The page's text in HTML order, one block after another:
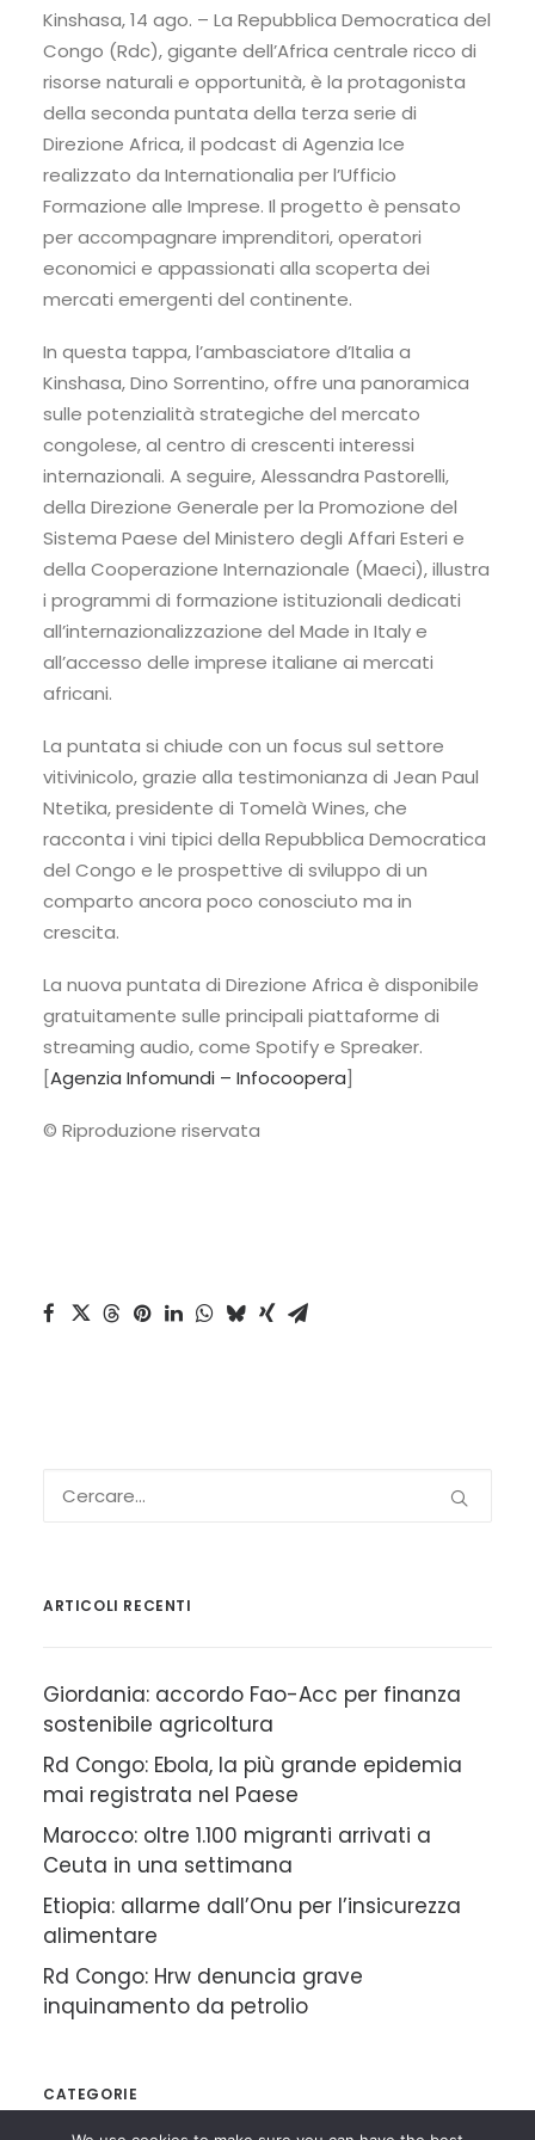
Kinshasa, 14 ago. – La Repubblica Democratica del
Congo (Rdc), gigante dell’Africa centrale ricco di
risorse naturali e opportunità, è la protagonista
della seconda puntata della terza serie di
Direzione Africa, il podcast di Agenzia Ice
realizzato da Internationalia per l’Ufficio
Formazione alle Imprese. Il progetto è pensato
per accompagnare imprenditori, operatori
economici e appassionati alla scoperta dei
mercati emergenti del continente.
In questa tappa, l’ambasciatore d’Italia a
Kinshasa, Dino Sorrentino, offre una panoramica
sulle potenzialità strategiche del mercato
congolese, al centro di crescenti interessi
internazionali. A seguire, Alessandra Pastorelli,
della Direzione Generale per la Promozione del
Sistema Paese del Ministero degli Affari Esteri e
della Cooperazione Internazionale (Maeci), illustra
i programmi di formazione istituzionali dedicati
all’internazionalizzazione del Made in Italy e
all’accesso delle imprese italiane ai mercati
africani.
La puntata si chiude con un focus sul settore
vitivinicolo, grazie alla testimonianza di Jean Paul
Ntetika, presidente di Tomelà Wines, che
racconta i vini tipici della Repubblica Democratica
del Congo e le prospettive di sviluppo di un
comparto ancora poco conosciuto ma in
crescita.
La nuova puntata di Direzione Africa è disponibile
gratuitamente sulle principali piattaforme di
streaming audio, come Spotify e Spreaker.
[Agenzia Infomundi – Infocoopera]
© Riproduzione riservata
ARTICOLI RECENTI
Giordania: accordo Fao-Acc per finanza
sostenibile agricoltura
Rd Congo: Ebola, la più grande epidemia
mai registrata nel Paese
Marocco: oltre 1.100 migranti arrivati a
Ceuta in una settimana
Etiopia: allarme dall’Onu per l’insicurezza
alimentare
Rd Congo: Hrw denuncia grave
inquinamento da petrolio
CATEGORIE